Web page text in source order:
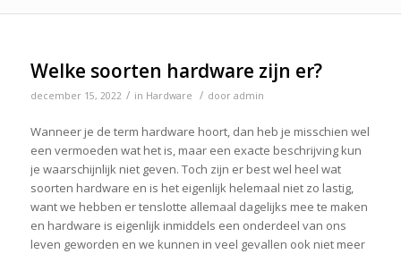
Welke soorten hardware zijn er?
december 15, 2022 / in Hardware / door admin
Wanneer je de term hardware hoort, dan heb je misschien wel
een vermoeden wat het is, maar een exacte beschrijving kun
je waarschijnlijk niet geven. Toch zijn er best wel heel wat
soorten hardware en is het eigenlijk helemaal niet zo lastig,
want we hebben er tenslotte allemaal dagelijks mee te maken
en hardware is eigenlijk inmiddels een onderdeel van ons
leven geworden en we kunnen in veel gevallen ook niet meer